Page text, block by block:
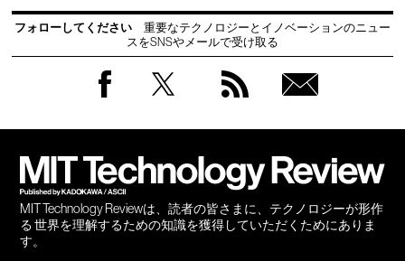
フォローしてください
重要なテクノロジーとイノベーションのニュー
スをSNSやメールで受け取る
MIT Technology Reviewは、読者の皆さまに、テクノロジーが形作
る 世界を理解するための知識を獲得していただくためにありま
す。